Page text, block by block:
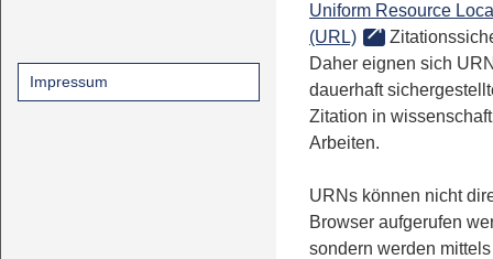
Impressum
Uniform Resource
(URL)
Daher eignen sich
dauerhaft
Zitation in
Arbeiten.
URNs können nicht
Browser aufgerufen
sondern werden